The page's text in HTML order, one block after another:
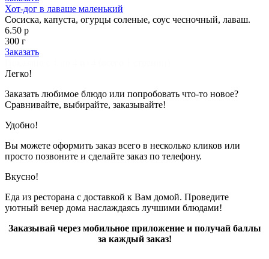
Хот-дог в лаваше маленький
Сосиска, капуста, огурцы соленые, соус чесночный, лаваш.
6.50 р
300 г
Заказать
Легко!
Заказать любимое блюдо или попробовать что-то новое?
Сравнивайте, выбирайте, заказывайте!
Удобно!
Вы можете оформить заказ всего в несколько кликов или
просто позвоните и сделайте заказ по телефону.
Вкусно!
Еда из ресторана с доставкой к Вам домой. Проведите
уютный вечер дома наслаждаясь лучшими блюдами!
Заказывай через мобильное приложение и получай баллы
за каждый заказ!